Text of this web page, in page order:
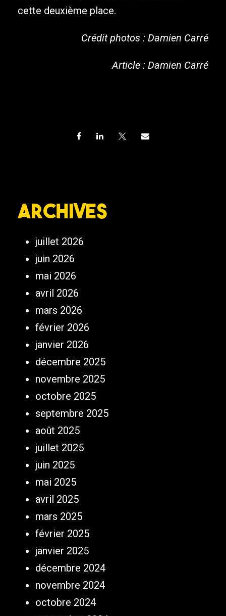
cette deuxième place.
Crédit photos : Damien Carré
Article : Damien Carré
Archives
juillet 2026
juin 2026
mai 2026
avril 2026
mars 2026
février 2026
janvier 2026
décembre 2025
novembre 2025
octobre 2025
septembre 2025
août 2025
juillet 2025
juin 2025
mai 2025
avril 2025
mars 2025
février 2025
janvier 2025
décembre 2024
novembre 2024
octobre 2024